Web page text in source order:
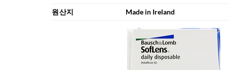
원산지
Made in Ireland